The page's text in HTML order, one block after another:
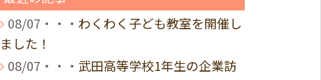
08/07・・・ わくわく子ども教室を開催し
ました！
08/07・・・ 武田高等学校1年生の企業訪